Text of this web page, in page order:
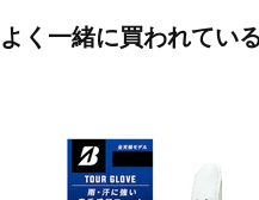
よく一緒に買われてい